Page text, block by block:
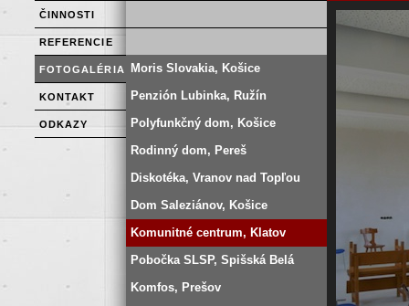
ČINNOSTI
REFERENCIE
FOTOGALÉRIA
KONTAKT
ODKAZY
Moris Slovakia, Košice
Penzión Lubinka, Ružín
Polyfunkčný dom, Košice
Rodinný dom, Pereš
Diskotéka, Vranov nad Topľou
Dom Saleziánov, Košice
Komunitné centrum, Klatov
Pobočka SLSP, Spišská Belá
Komfos, Prešov